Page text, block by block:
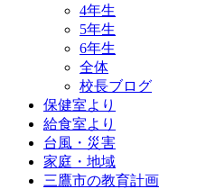
4年生
5年生
6年生
全体
校長ブログ
保健室より
給食室より
台風・災害
家庭・地域
三鷹市の教育計画